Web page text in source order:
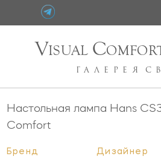
VISUAL C
ГАЛЕРЕЯ
Настольная лампа Hans
Comfort
Бренд
Дизайнер